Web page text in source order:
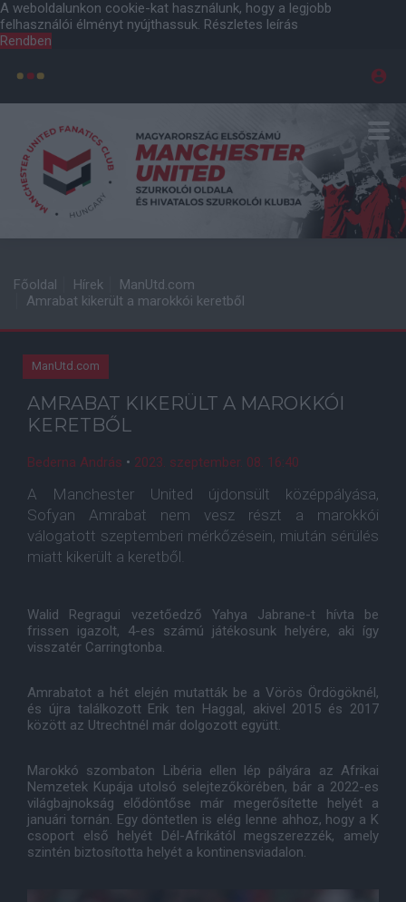
A weboldalunkon cookie-kat használunk, hogy a legjobb
felhasználói élményt nyújthassuk. Részletes leírás
Rendben
Főoldal Hírek
ManUtd.com
Amrabat kikerült a marokkói keretből
ManUtd.com
AMRABAT KIKERÜLT A MAROKKÓI
KERETBŐL
Bederna András • 2023. szeptember. 08. 16:40
A Manchester United újdonsült középpályása,
Sofyan Amrabat nem vesz részt a marokkói
válogatott szeptemberi mérkőzésein, miután sérülés
miatt kikerült a keretből.
Walid Regragui vezetőedző Yahya Jabrane-t hívta be
frissen igazolt, 4-es számú játékosunk helyére, aki így
visszatér Carringtonba.
Amrabatot a hét elején mutatták be a Vörös Ördögöknél,
és újra találkozott Erik ten Haggal, akivel 2015 és 2017
között az Utrechtnél már dolgozott együtt.
Marokkó szombaton Libéria ellen lép pályára az Afrikai
Nemzetek Kupája utolsó selejtezőkörében, bár a 2022-es
világbajnokság elődöntőse már megerősítette helyét a
januári tornán. Egy döntetlen is elég lenne ahhoz, hogy a K
csoport első helyét Dél-Afrikától megszerezzék, amely
szintén biztosította helyét a kontinensviadalon.